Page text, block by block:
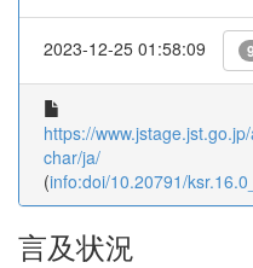
2023-12-25 01:58:09
https://
char/ja/
(info:doi/10.20791/
言及状況